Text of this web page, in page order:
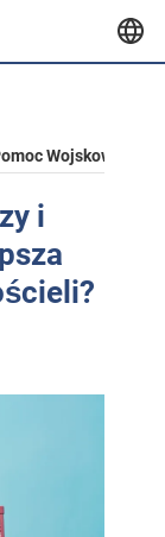
Wojskowa Dla
i